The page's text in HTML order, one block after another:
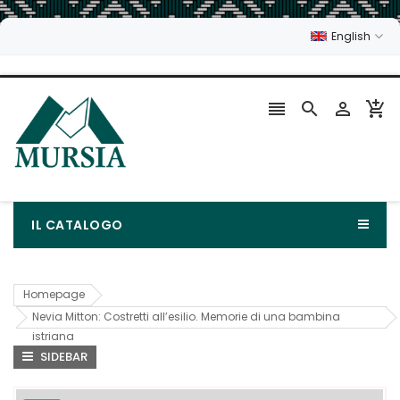
English
   
IL CATALOGO
Homepage
Nevia Mitton: Costretti all’esilio. Memorie di una bambina
istriana
SIDEBAR